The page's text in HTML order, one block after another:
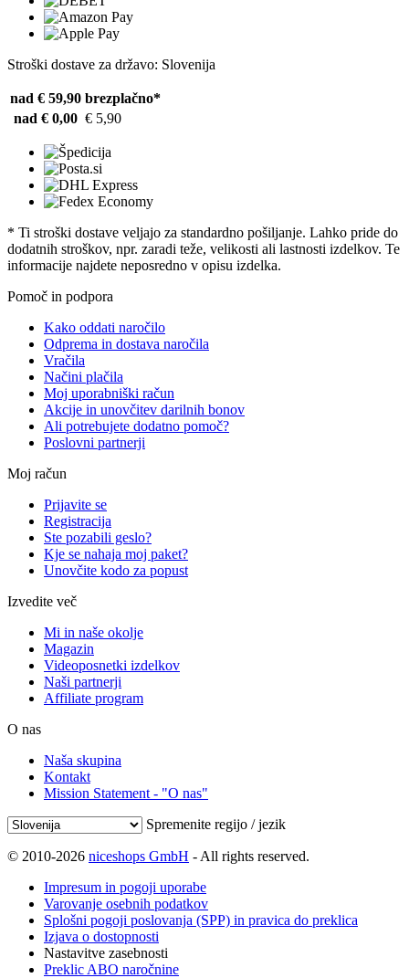
Stroški dostave za državo: Slovenija
nad € 59,90 brezplačno*
nad € 0,00 € 5,90
* Ti stroški dostave veljajo za standardno pošiljanje. Lahko pride do
dodatnih stroškov, npr. zaradi teže, velikosti ali lastnosti izdelkov. Te
informacije najdete neposredno v opisu izdelka.
Pomoč in podpora
Kako oddati naročilo
Odprema in dostava naročila
Vračila
Načini plačila
Moj uporabniški račun
Akcije in unovčitev darilnih bonov
Ali potrebujete dodatno pomoč?
Poslovni partnerji
Moj račun
Prijavite se
Registracija
Ste pozabili geslo?
Kje se nahaja moj paket?
Unovčite kodo za popust
Izvedite več
Mi in naše okolje
Magazin
Videoposnetki izdelkov
Naši partnerji
Affiliate program
O nas
Naša skupina
Kontakt
Mission Statement - "O nas"
Spremenite regijo / jezik
© 2010-2026 niceshops GmbH - All rights reserved.
Impresum in pogoji uporabe
Varovanje osebnih podatkov
Splošni pogoji poslovanja (SPP) in pravica do preklica
Izjava o dostopnosti
Nastavitve zasebnosti
Preklic ABO naročnine